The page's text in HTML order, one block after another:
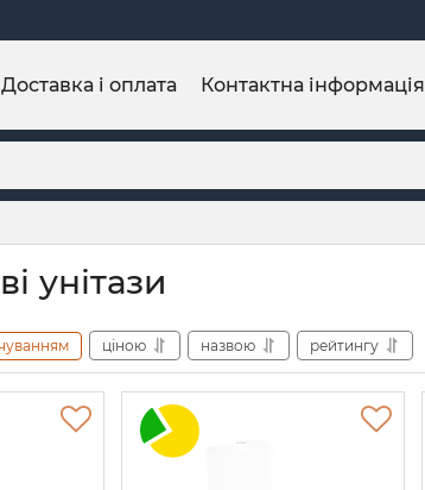
Доставка і оплата Контактна інформація
унітази
ціною назвою рейтингу